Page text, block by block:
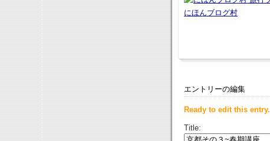
にほんブログ村
エントリーの編集
Ready to edit this entry.
Title: